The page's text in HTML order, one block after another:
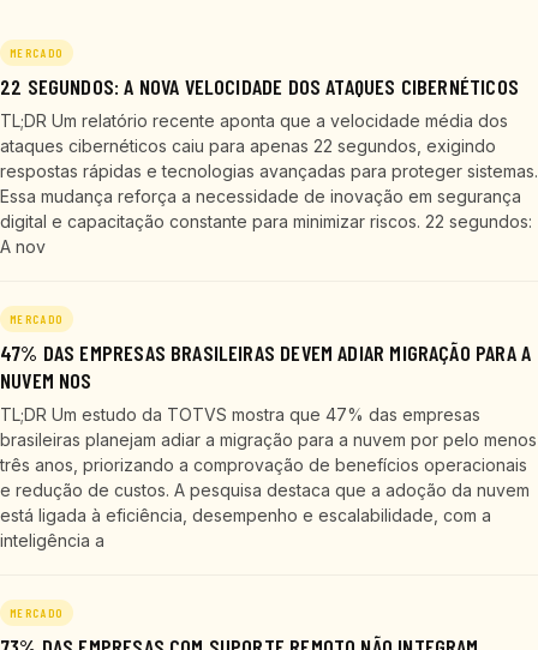
MERCADO
22 SEGUNDOS: A NOVA VELOCIDADE DOS ATAQUES CIBERNÉTICOS
TL;DR Um relatório recente aponta que a velocidade média dos
ataques cibernéticos caiu para apenas 22 segundos, exigindo
respostas rápidas e tecnologias avançadas para proteger sistemas.
Essa mudança reforça a necessidade de inovação em segurança
digital e capacitação constante para minimizar riscos. 22 segundos:
A nov
MERCADO
47% DAS EMPRESAS BRASILEIRAS DEVEM ADIAR MIGRAÇÃO PARA A
NUVEM NOS
TL;DR Um estudo da TOTVS mostra que 47% das empresas
brasileiras planejam adiar a migração para a nuvem por pelo menos
três anos, priorizando a comprovação de benefícios operacionais
e redução de custos. A pesquisa destaca que a adoção da nuvem
está ligada à eficiência, desempenho e escalabilidade, com a
inteligência a
MERCADO